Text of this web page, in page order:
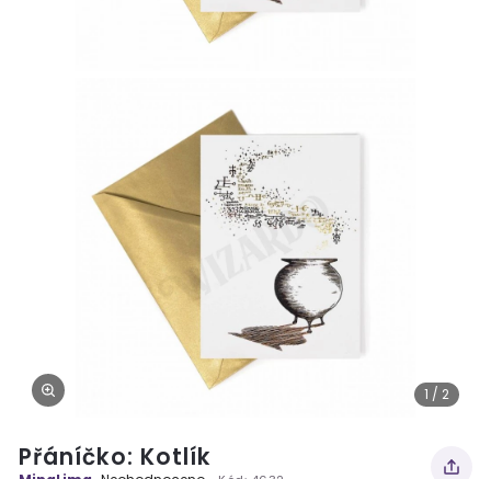
1 / 2
Přáníčko: Kotlík